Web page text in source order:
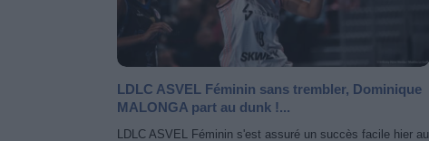
LDLC ASVEL Féminin sans trembler, Dominique
MALONGA part au dunk !...
LDLC ASVEL Féminin s'est assuré un succès facile hier au